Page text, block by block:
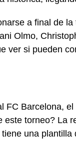
a final de
Olmo,
ver si pueden
FC Barcelona,
torneo? La
una plantilla